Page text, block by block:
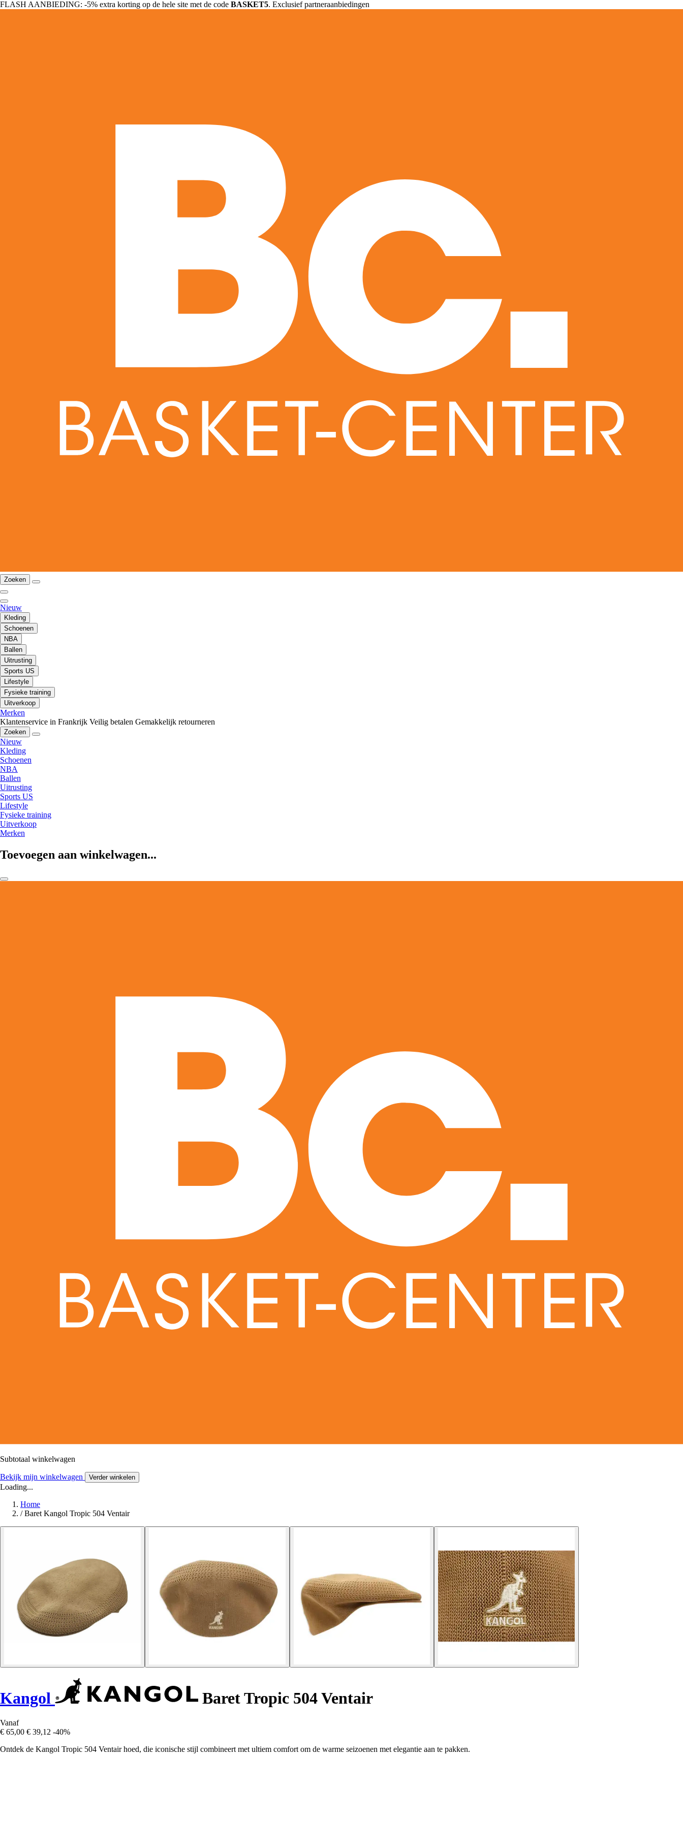
FLASH AANBIEDING: -5% extra korting op de hele site met de code BASKET5. Exclusief partneraanbiedingen
Zoeken
Nieuw
Kleding
Schoenen
NBA
Ballen
Uitrusting
Sports US
Lifestyle
Fysieke training
Uitverkoop
Merken
Klantenservice in Frankrijk Veilig betalen Gemakkelijk retourneren
Zoeken
Nieuw
Kleding
Schoenen
NBA
Ballen
Uitrusting
Sports US
Lifestyle
Fysieke training
Uitverkoop
Merken
Toevoegen aan winkelwagen...
Subtotaal winkelwagen
Bekijk mijn winkelwagen Verder winkelen
Loading...
Home
/ Baret Kangol Tropic 504 Ventair
Kangol Baret Tropic 504 Ventair
Vanaf
€ 65,00 € 39,12 -40%
Ontdek de Kangol Tropic 504 Ventair hoed, die iconische stijl combineert met ultiem comfort om de warme seizoenen met elegantie aan te pakken.